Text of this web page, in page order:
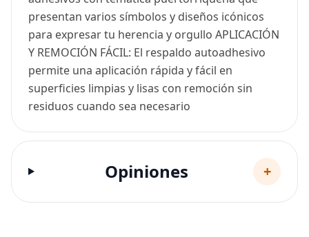
presentan varios símbolos y diseños icónicos
para expresar tu herencia y orgullo APLICACIÓN
Y REMOCIÓN FÁCIL: El respaldo autoadhesivo
permite una aplicación rápida y fácil en
superficies limpias y lisas con remoción sin
residuos cuando sea necesario
Opiniones +